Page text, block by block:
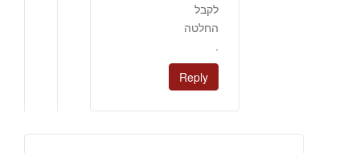
לקבל
החלטה
.
Reply